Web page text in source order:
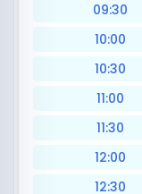
09:30
10:00
10:30
11:00
11:30
12:00
12:30